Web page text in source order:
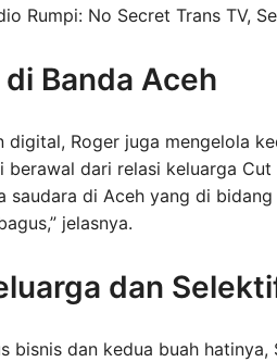
Rumpi: No Secret Trans TV,
Banda Aceh
digital, Roger juga mengelola
berawal dari relasi keluarga
saudara di Aceh yang di
jelasnya.
dan
bisnis dan kedua buah